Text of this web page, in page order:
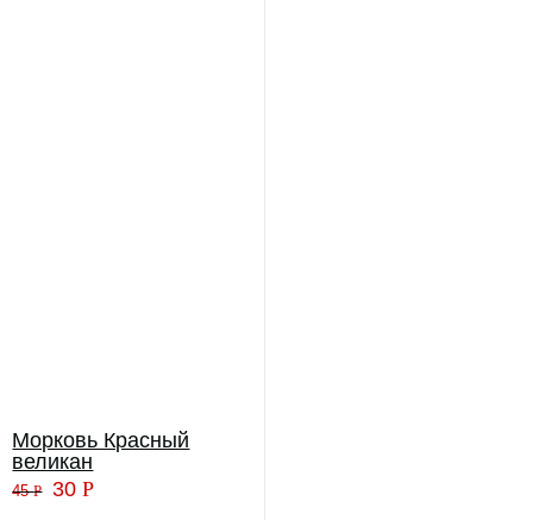
Морковь Красный
великан
45Р 30Р